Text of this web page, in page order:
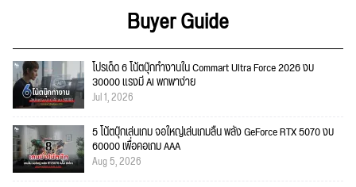
Buyer Guide
โปรเด็ด 6 โน้ตบุ๊กทำงานใน Commart Ultra Force 2026 งบ
30000 แรงมี AI พกพาง่าย
Jul 1, 2026
5 โน้ตบุ๊กเล่นเกม จอใหญ่เล่นเกมลื่น พลัง GeForce RTX 5070 งบ
60000 เพื่อคอเกม AAA
Aug 5, 2026